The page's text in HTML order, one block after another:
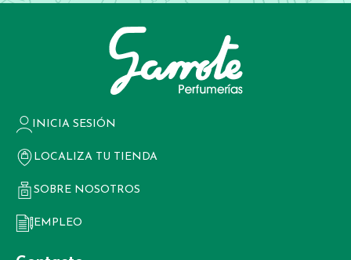
INICIA SESIÓN
LOCALIZA TU TIENDA
SOBRE NOSOTROS
EMPLEO